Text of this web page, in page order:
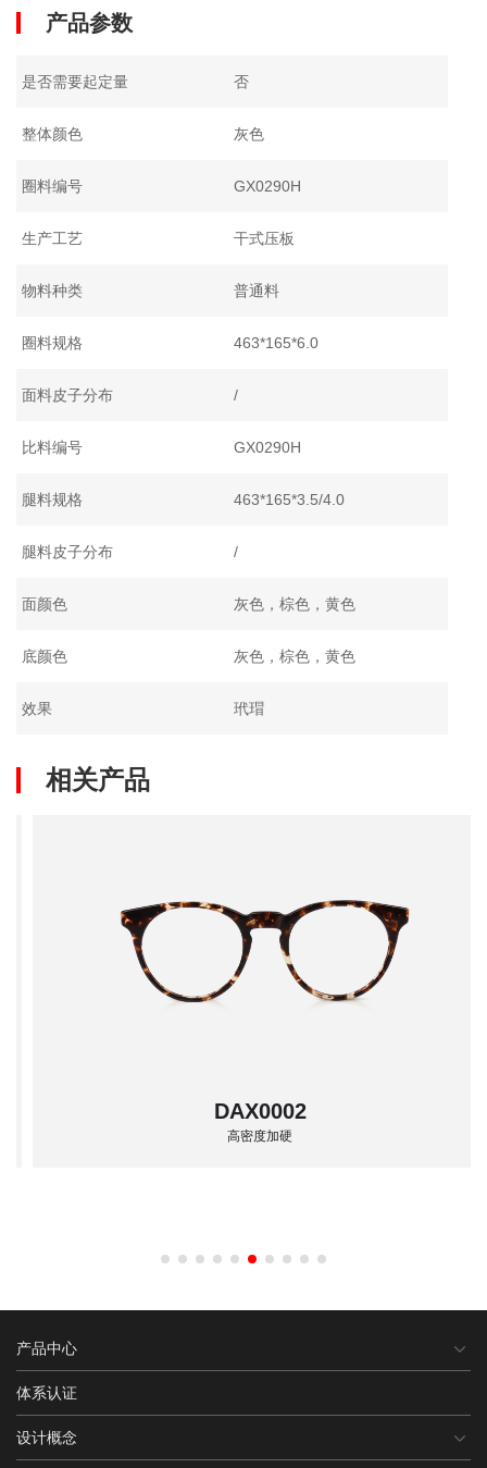
产品参数
是否需要起定量 否
整体颜色 灰色
圈料编号 GX0290H
生产工艺 干式压板
物料种类 普通料
圈料规格 463*165*6.0
面料皮子分布 /
比料编号 GX0290H
腿料规格 463*165*3.5/4.0
腿料皮子分布 /
面颜色 灰色，棕色，黄色
底颜色 灰色，棕色，黄色
效果 玳瑁
相关产品
DAX0002
高密度加硬
产品中心
体系认证
设计概念